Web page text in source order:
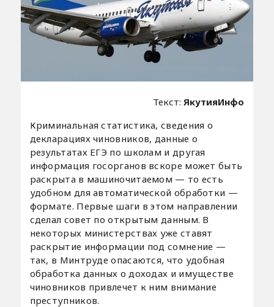
Текст: ЯкутияИнфо
Криминальная статистика, сведения о
декларациях чиновников, данные о
результатах ЕГЭ по школам и другая
информация госорганов вскоре может быть
раскрыта в машиночитаемом — то есть
удобном для автоматической обработки —
формате. Первые шаги в этом направлении
сделал совет по открытым данным. В
некоторых министерствах уже ставят
раскрытие информации под сомнение —
так, в Минтруде опасаются, что удобная
обработка данных о доходах и имуществе
чиновников привлечет к ним внимание
преступников.